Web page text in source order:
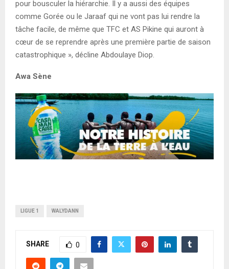
pour bousculer la hiérarchie. Il y a aussi des équipes
comme Gorée ou le Jaraaf qui ne vont pas lui rendre la
tâche facile, de même que TFC et AS Pikine qui auront à
cœur de se reprendre après une première partie de saison
catastrophique », décline Abdoulaye Diop.
Awa Sène
LIGUE 1 WALYDANN
SHARE 0